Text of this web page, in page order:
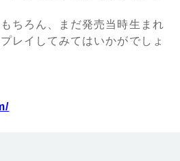
ちろん、まだ発売当時生まれ
レイしてみてはいかがでしょ